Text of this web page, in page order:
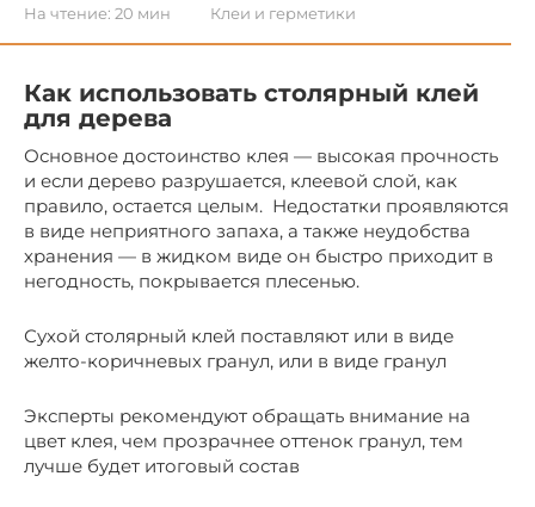
На чтение: 20 мин Клеи и герметики
Как использовать столярный клей
для дерева
Основное достоинство клея — высокая прочность
и если дерево разрушается, клеевой слой, как
правило, остается целым. Недостатки проявляются
в виде неприятного запаха, а также неудобства
хранения — в жидком виде он быстро приходит в
негодность, покрывается плесенью.
Сухой столярный клей поставляют или в виде
желто-коричневых гранул, или в виде гранул
Эксперты рекомендуют обращать внимание на
цвет клея, чем прозрачнее оттенок гранул, тем
лучше будет итоговый состав